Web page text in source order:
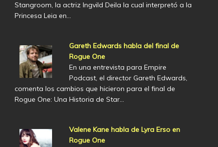
Stangroom, la actriz Ingvild Deila la cual interpretó a la
Princesa Leia en…
Gareth Edwards habla del final de
Rogue One
En una entrevista para Empire
Podcast, el director Gareth Edwards,
comenta los cambios que hicieron para el final de
Rogue One: Una Historia de Star…
Valene Kane habla de Lyra Erso en
Rogue One